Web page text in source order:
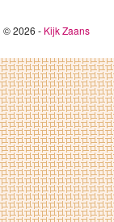
© 2026 - Kijk Zaans